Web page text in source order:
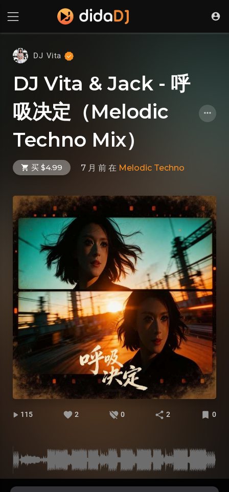
DJ Vita
DJ Vita & Jack - 呼
吸决定（Melodic
Techno Mix）
买 $4.99 7 月 前 在 Melodic Techno
115 2 0 2 0